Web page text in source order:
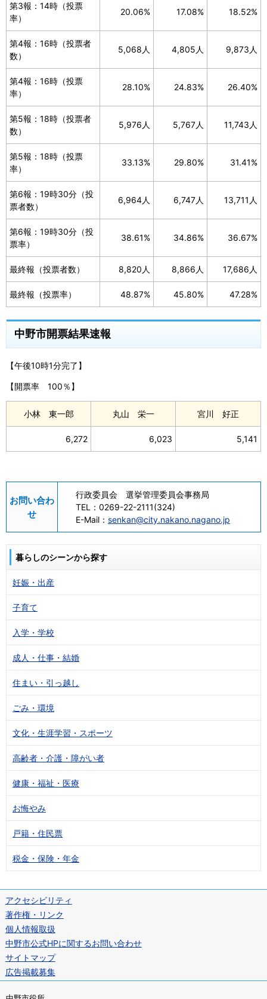
第3報：14時（投票
率）
20.06% 17.08% 18.52%
第4報：16時（投票者
数）
5,068人 4,805人 9,873人
第4報：16時（投票
率）
28.10% 24.83% 26.40%
第5報：18時（投票者
数）
5,976人 5,767人 11,743人
第5報：18時（投票
率）
33.13% 29.80% 31.41%
第6報：19時30分（投
票者数）
6,964人 6,747人 13,711人
第6報：19時30分（投
票率）
38.61% 34.86% 36.67%
最終報（投票者数） 8,820人 8,866人 17,686人
最終報（投票率） 48.87% 45.80% 47.28%
中野市開票結果速報
【午後10時1分完了】
【開票率 100％】
小林 東一郎 丸山 栄一 宮川 好正
6,272 6,023 5,141
お問い合わ
せ
行政委員会 選挙管理委員会事務局
TEL： 0269-22-2111(324)
E-Mail： senkan@city.nakano.nagano.jp
暮らしのシーンから探す
妊娠・出産
子育て
入学・学校
成人・仕事・結婚
住まい・引っ越し
ごみ・環境
文化・生涯学習・スポーツ
高齢者・介護・障がい者
健康・福祉・医療
お悔やみ
戸籍・住民票
税金・保険・年金
アクセシビリティ
著作権・リンク
個人情報取扱
中野市公式HPに関するお問い合わせ
サイトマップ
広告掲載募集